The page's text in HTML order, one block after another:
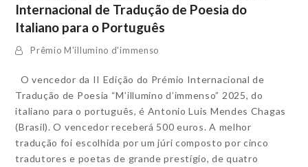
Internacional de Tradução de Poesia do
Italiano para o Português
Prêmio M'illumino d'immenso
O vencedor da II Edição do Prémio Internacional de
Tradução de Poesia “M’illumino d’immenso” 2025, do
italiano para o português, é Antonio Luis Mendes Chagas
(Brasil). O vencedor receberá 500 euros. A melhor
tradução foi escolhida por um júri composto por cinco
tradutores e poetas de grande prestígio, de quatro